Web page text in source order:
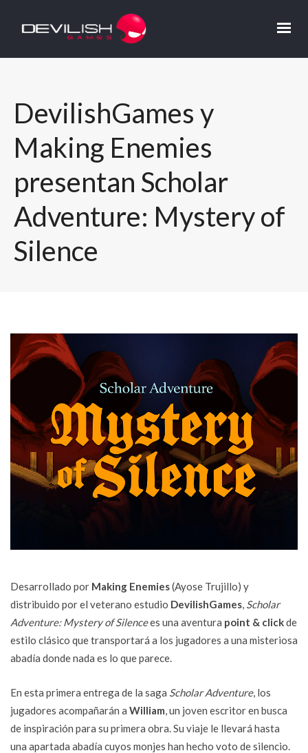
DevilishGames y
Making Enemies
presentan Scholar
Adventure: Mystery of
Silence
Desarrollado por Making Enemies(Ayose Trujillo) y
distribuido por el veterano estudio DevilishGames Scholar
Adventure: Mystery of Silencees una aventura point & clickde
estilo clásico que transportará a los jugadores a una misteriosa
abadía donde nada es lo que parece.
En esta primera entrega de la saga Scholar Adventure, los
jugadores acompañarán a William , un joven escritor en busca
de inspiración para su primera obra. Su viaje le llevará hasta
una apartada abadía cuyos monjes han hecho voto de silencio.